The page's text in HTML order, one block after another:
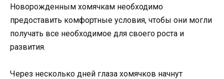
Новорожденным хомячкам необходимо
предоставить комфортные условия, чтобы они могли
получать все необходимое для своего роста и
развития.
Через несколько дней глаза хомячков начнут